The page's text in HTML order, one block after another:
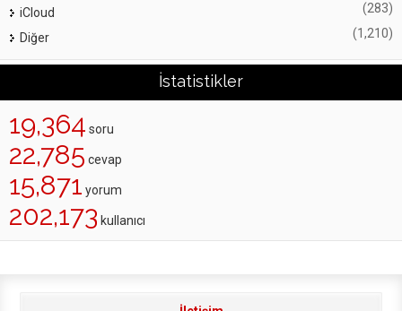
iCloud (283)
Diğer (1,210)
İstatistikler
19,364 soru
22,785 cevap
15,871 yorum
202,173 kullanıcı